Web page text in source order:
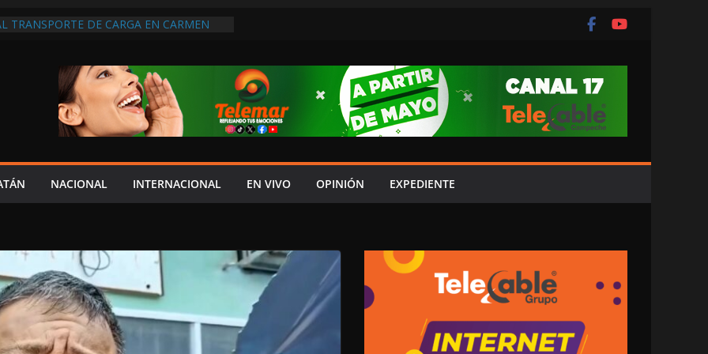
TRANSPORTE DE CARGA EN CARMEN
ECONÓMICOS: SALIM
LOS LLAMADOS DEL PALACIO
A SER CONGRUENTE CON LA
AL PODER JUDICIAL DE CAMPECHE;
DE LA TORRE DEL RELOJ DEL
NACIONAL INTERNACIONAL EN VIVO OPINIÓN EXPEDIENTE